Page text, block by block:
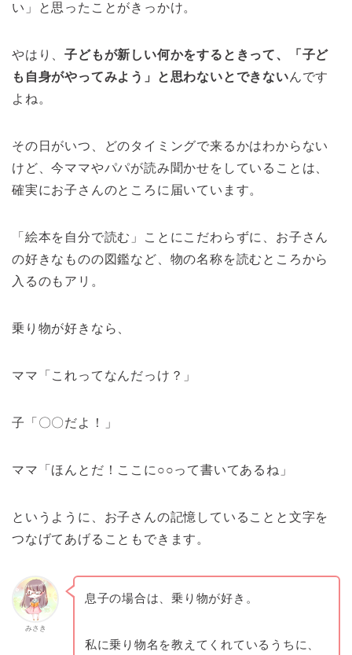
い」と思ったことがきっかけ。
やはり、子どもが新しい何かをするときって、「子ど
も自身がやってみよう」と思わないとできないんです
よね。
その日がいつ、どのタイミングで来るかはわからない
けど、今ママやパパが読み聞かせをしていることは、
確実にお子さんのところに届いています。
「絵本を自分で読む」ことにこだわらずに、お子さん
の好きなものの図鑑など、物の名称を読むところから
入るのもアリ。
乗り物が好きなら、
ママ「これってなんだっけ？」
子「〇〇だよ！」
ママ「ほんとだ！ここに○○って書いてあるね」
というように、お子さんの記憶していることと文字を
つなげてあげることもできます。
みさき
息子の場合は、乗り物が好き。
私に乗り物名を教えてくれているうちに、